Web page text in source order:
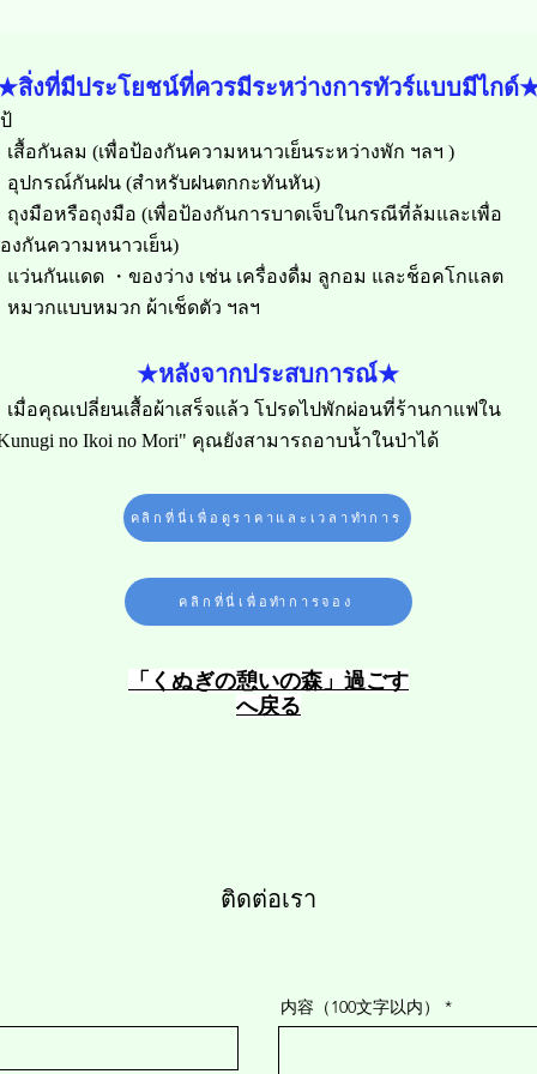
สิ่งที่มีประโยชน์ที่ควรมีระหว่างการทัวร์แบบมีไกด์
เสื้อกันลม (เพื่อป้องกันความหนาวเย็นระหว่างพัก ฯลฯ )
อุปกรณ์กันฝน (สำหรับฝนตกกะทันหัน)
ถุงมือหรือถุงมือ (เพื่อป้องกันการบาดเจ็บในกรณีที่ล้มและเพื่อ
งกันความหนาวเย็น)
แว่นกันแดด ・ของว่าง เช่น เครื่องดื่ม ลูกอม และช็อคโกแลต
หมวกแบบหมวก ผ้าเช็ดตัว ฯลฯ
★หลังจากประสบการณ์★
เมื่อคุณเปลี่ยนเสื้อผ้าเสร็จแล้ว โปรดไปพักผ่อนที่ร้านกาแฟใน
no Ikoi no Mori" คุณยังสามารถอาบน้ำในป่าได้
คลิกที่นี่เพื่อดูราคาและเวลาทำการ
คลิกที่นี่เพื่อทำการจอง
​「くぬぎの憩いの森」過ごす
へ戻る
​ติดต่อเรา
内容（100文字以内）